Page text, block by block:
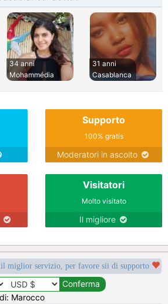
34 anni
Mohammédia
31 anni
Casablanca
Supporto
100% gratis
Moderatori in ascolto
Visitatori
Molto visitato
Il migliore
miglior servizio, per favore sii di supporto
Marocco